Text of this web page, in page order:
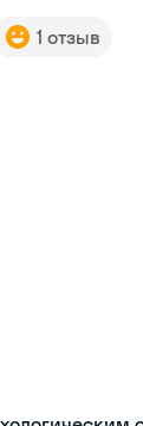
1 отзыв